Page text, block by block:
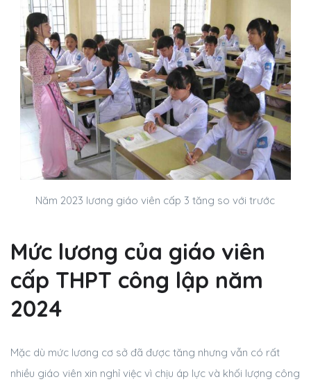
Năm 2023 lương giáo viên cấp 3 tăng so với trước
Mức lương của giáo viên
cấp THPT công lập năm
2024
Mặc dù mức lương cơ sở đã được tăng nhưng vẫn có rất
nhiều giáo viên xin nghỉ việc vì chịu áp lực và khối lượng công